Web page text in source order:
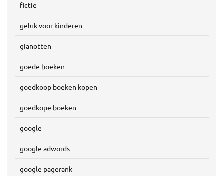
fictie
geluk voor kinderen
gianotten
goede boeken
goedkoop boeken kopen
goedkope boeken
google
google adwords
google pagerank